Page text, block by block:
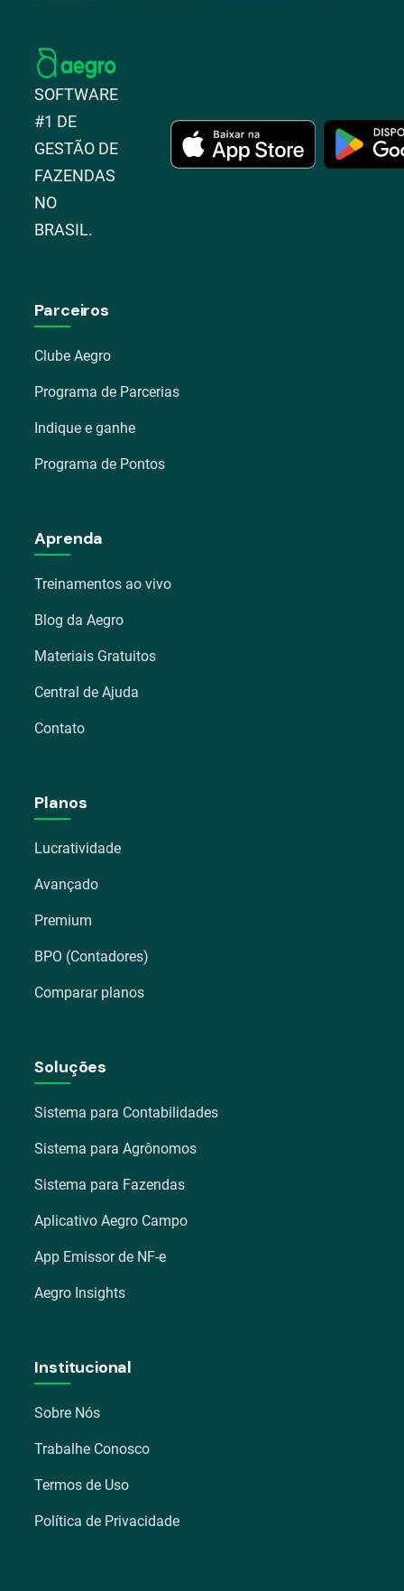
SOFTWARE
#1 DE
GESTÃO DE
FAZENDAS
NO
BRASIL.
Parceiros
Clube Aegro
Programa de Parcerias
Indique e ganhe
Programa de Pontos
Aprenda
Treinamentos ao vivo
Blog da Aegro
Materiais Gratuitos
Central de Ajuda
Contato
Planos
Lucratividade
Avançado
Premium
BPO (Contadores)
Comparar planos
Soluções
Sistema para Contabilidades
Sistema para Agrônomos
Sistema para Fazendas
Aplicativo Aegro Campo
App Emissor de NF-e
Aegro Insights
Institucional
Sobre Nós
Trabalhe Conosco
Termos de Uso
Política de Privacidade